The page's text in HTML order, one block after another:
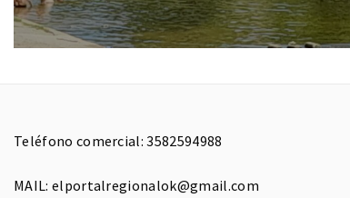
Teléfono comercial: 3582594988
MAIL: elportalregionalok@gmail.com